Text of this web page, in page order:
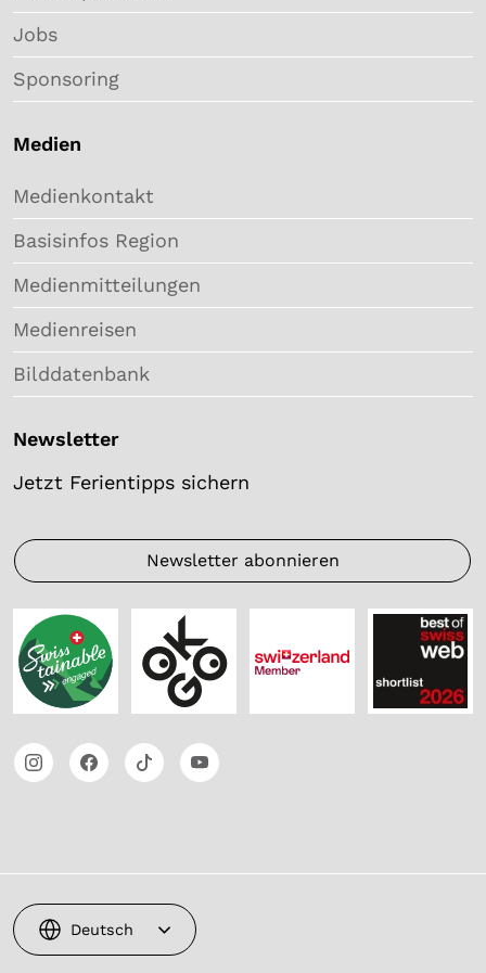
Jobs
Sponsoring
Medien
Medienkontakt
Basisinfos Region
Medienmitteilungen
Medienreisen
Bilddatenbank
Newsletter
Jetzt Ferientipps sichern
Newsletter abonnieren
Deutsch